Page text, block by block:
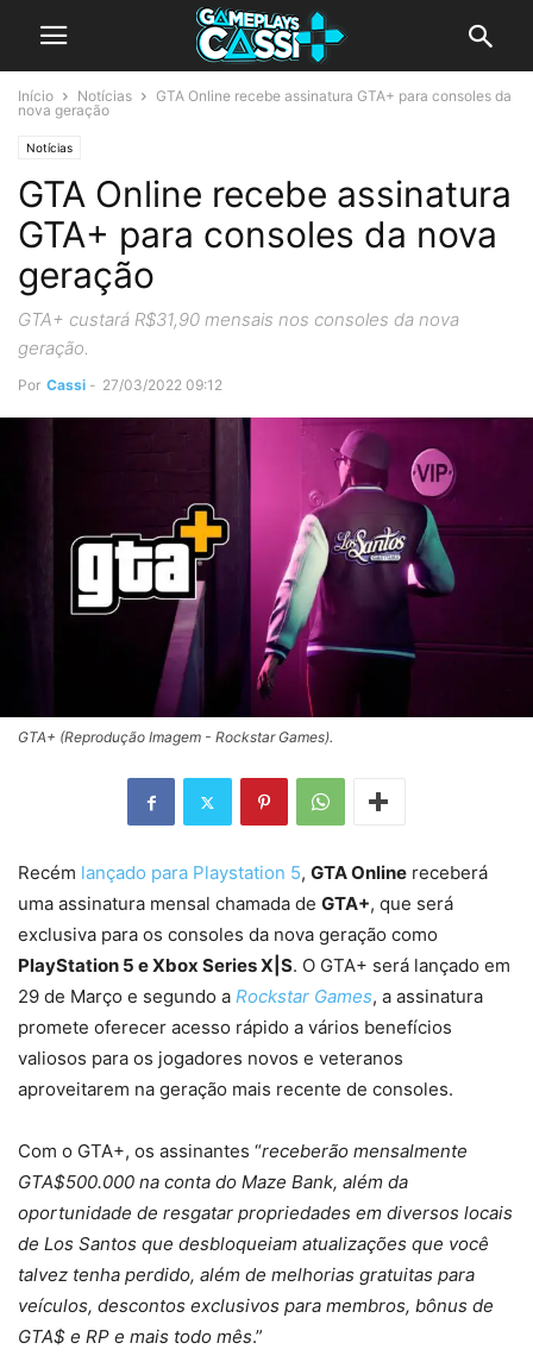
Início Notícias
GTA Online recebe assinatura GTA+ para consoles da
nova geração
Notícias
GTA Online recebe assinatura
GTA+ para consoles da nova
geração
GTA+ custará R$31,90 mensais nos consoles da nova
geração.
Por Cassi - 27/03/2022 09:12
GTA+ (Reprodução Imagem - Rockstar Games).
Recém lançado para Playstation 5, GTA Online receberá
uma assinatura mensal chamada de GTA+, que será
exclusiva para os consoles da nova geração como
PlayStation 5 e Xbox Series X|S. O GTA+ será lançado em
29 de Março e segundo a Rockstar Games, a assinatura
promete oferecer acesso rápido a vários benefícios
valiosos para os jogadores novos e veteranos
aproveitarem na geração mais recente de consoles.
Com o GTA+, os assinantes “receberão mensalmente
GTA$500.000 na conta do Maze Bank, além da
oportunidade de resgatar propriedades em diversos locais
de Los Santos que desbloqueiam atualizações que você
talvez tenha perdido, além de melhorias gratuitas para
veículos, descontos exclusivos para membros, bônus de
GTA$ e RP e mais todo mês.”